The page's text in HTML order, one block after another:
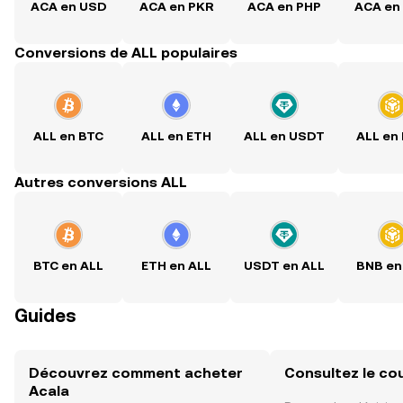
ACA en USD ACA en PKR ACA en PHP ACA en
Conversions de ALL populaires
ALL en BTC ALL en ETH ALL en USDT ALL en
Autres conversions ALL
BTC en ALL ETH en ALL USDT en ALL BNB
Guides
Découvrez comment acheter
Acala
Consultez le